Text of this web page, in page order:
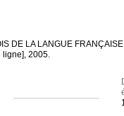
DE LA LANGUE
ligne], 2005.